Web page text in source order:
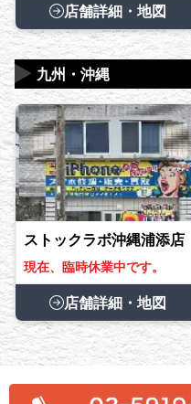
店舗詳細・地図
九州・沖縄
▶
ストックラボ沖縄浦添店
現在、臨時休業中です。
店舗詳細・地図